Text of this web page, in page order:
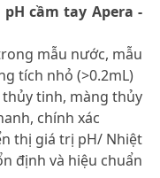
cầm tay Apera -
mẫu nước, mẫu
tích nhỏ (>0.2mL)
tinh, màng thủy
chính xác
thị giá trị pH/ Nhiệt
định và hiệu chuẩn